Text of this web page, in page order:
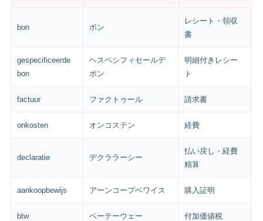
bon ボン
レシート・領収
書
gespecificeerde
bon
ヘスペシフィセールデ
ボン
明細付きレシー
ト
factuur ファクトゥール 請求書
onkosten オンコステン 経費
declaratie デクララーシー
払い戻し・経費
精算
aankoopbewijs アーンコープベワイス 購入証明
btw ベーテーウェー 付加価値税